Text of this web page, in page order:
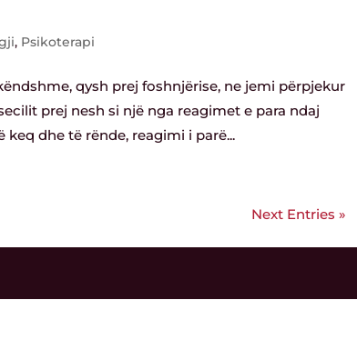
, Psikoterapi
qysh prej foshnjërise, ne jemi përpjekur
prej nesh si një nga reagimet e para ndaj
dhe të rënde, reagimi i parë...
Next Entries »